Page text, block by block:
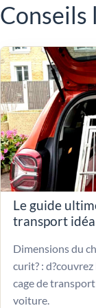
Conseils
Le guide
transport
Dimensions du
curit? :
cage de
voiture.